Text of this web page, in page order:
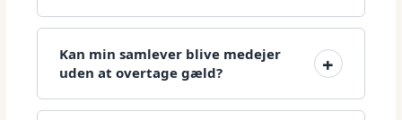
Kan min samlever blive medejer
uden at overtage gæld?